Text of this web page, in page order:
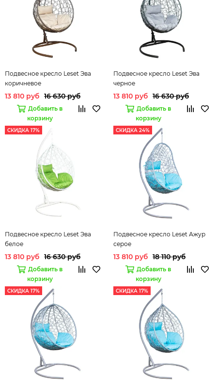
Подвесное кресло Leset Эва
коричневое
13 810 руб 16 630 руб
Добавить в
корзину
Подвесное кресло Leset Эва
черное
13 810 руб 16 630 руб
Добавить в
корзину
СКИДКА 17%
Подвесное кресло Leset Эва
белое
13 810 руб 16 630 руб
Добавить в
корзину
СКИДКА 24%
Подвесное кресло Leset Ажур
серое
13 810 руб 18 110 руб
Добавить в
корзину
СКИДКА 17% СКИДКА 17%